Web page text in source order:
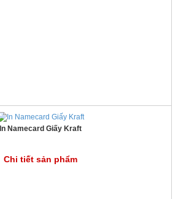
In Namecard Giấy Kraft
Chi tiết sản phẩm